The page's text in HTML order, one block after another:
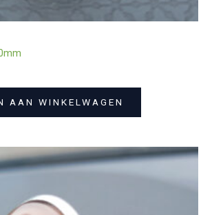
AAN WINKELWAGEN